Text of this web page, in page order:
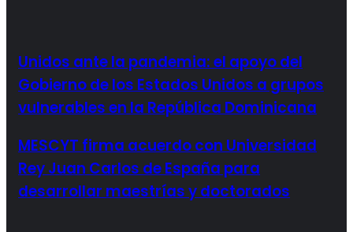
Unidos ante la pandemia: el apoyo del
Gobierno de los Estados Unidos a grupos
vulnerables en la República Dominicana
MESCYT firma acuerdo con Universidad
Rey Juan Carlos de España para
desarrollar maestrías y doctorados